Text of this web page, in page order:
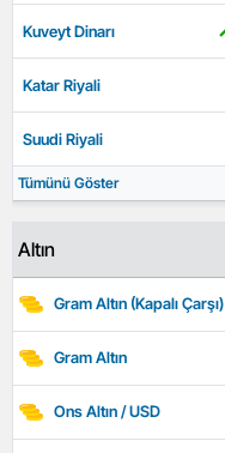
Kuveyt Dinarı
Katar Riyali
Suudi Riyali
Tümünü Göster
Altın
Gram Altın (Kapalı Çarşı)
Gram Altın
Ons Altın / USD